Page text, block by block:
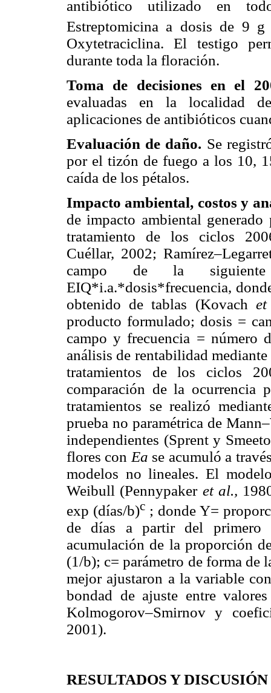
antibiótico utilizado en
Estreptomicina a dosis de 9
Oxytetraciclina. El testigo
durante toda la floración.
Toma de decisiones en el
evaluadas en la localidad
aplicaciones de antibióticos
Evaluación de daño. Se
por el tizón de fuego a los 10,
caída de los pétalos.
Impacto ambiental, costos y
de impacto ambiental
tratamiento de los ciclos
Cuéllar, 2002;
campo de la
EIQ*i.a.*dosis*frecuencia,
obtenido de tablas (Kovach
producto formulado; dosis =
campo y frecuencia = número
análisis de rentabilidad
tratamientos de los ciclos
comparación de la ocurrencia
tratamientos se realizó
prueba no paramétrica de
independientes (Sprent y
flores con Ea se acumuló a
modelos no lineales. El
Weibull (Pennypaker et al.,
exp (días/b)c ; donde Y=
de días a partir del
acumulación de la proporción
(1/b); c= parámetro de forma de
mejor ajustaron a la variable
bondad de ajuste entre
Kolmogorov–Smirnov y
2001).
RESULTADOS Y DISCUSIÓN